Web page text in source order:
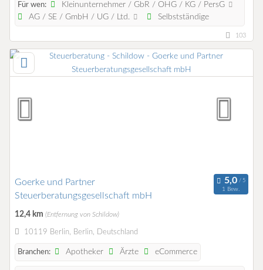
Für wen:
Kleinunternehmer / GbR / OHG / KG / PersG
AG / SE / GmbH / UG / Ltd.
Selbstständige
103
Goerke und Partner
Steuerberatungsgesellschaft mbH
1 Bew.
12,4 km (Entfernung von Schildow)
10119 Berlin, Berlin, Deutschland
Branchen: Apotheker Ärzte eCommerce